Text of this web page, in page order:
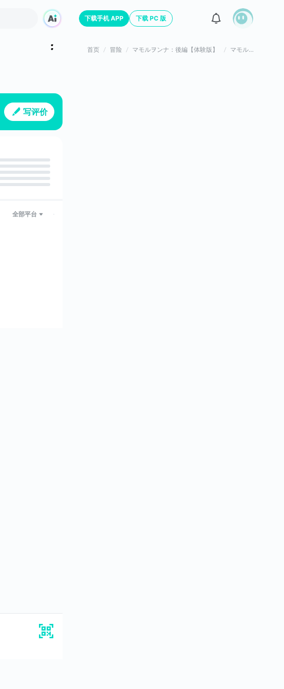
写评价
全部平台
下载手机 APP 下载 PC 版
首页 冒险 マモルヲンナ：後編【体験版】 マモルヲンナ：後編【体験版】游戏评价